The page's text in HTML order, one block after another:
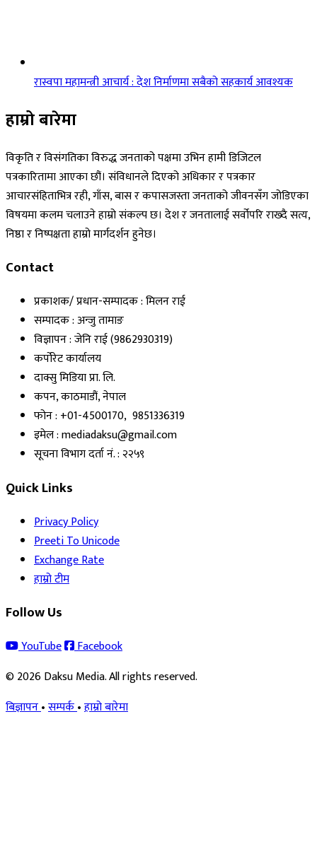
रास्वपा महामन्त्री आचार्य : देश निर्माणमा सबैको सहकार्य आवश्यक
हाम्रो बारेमा
विकृति र विसंगतिका विरुद्ध जनताको पक्षमा उभिन हामी डिजिटल
पत्रकारितामा आएका छौं। संविधानले दिएको अधिकार र पत्रकार
आचारसंहिताभित्र रही, गाँस, बास र कपासजस्ता जनताको जीवनसँग जोडिएका
विषयमा कलम चलाउने हाम्रो संकल्प छ। देश र जनतालाई सर्वोपरि राख्दै सत्य,
निष्ठा र निष्पक्षता हाम्रो मार्गदर्शन हुनेछ।
Contact
प्रकाशक/ प्रधान-सम्पादक : मिलन राई
सम्पादक : अन्जु तामाङ
विज्ञापन : जेनि राई (9862930319)
कर्पोरेट कार्यालय
दाक्सु मिडिया प्रा. लि.
कपन, काठमाडौं, नेपाल
फोन : +01-4500170, 9851336319
इमेल : mediadaksu@gmail.com
सूचना विभाग दर्ता नं. : २२५९
Quick Links
Privacy Policy
Preeti To Unicode
Exchange Rate
हाम्रो टीम
Follow Us
YouTube
Facebook
© 2026 Daksu Media. All rights reserved.
बिज्ञापन•सम्पर्क•हाम्रो बारेमा